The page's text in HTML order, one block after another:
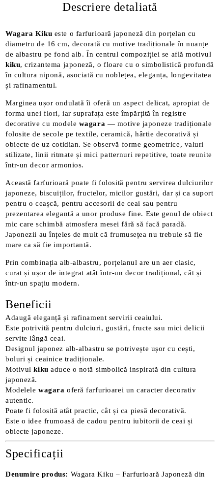
Descriere detaliată
Wagara Kiku este o farfurioară japoneză din porțelan cu
diametru de 16 cm, decorată cu motive tradiționale în nuanțe
de albastru pe fond alb. În centrul compoziției se află motivul
kiku, crizantema japoneză, o floare cu o simbolistică profundă
în cultura niponă, asociată cu noblețea, eleganța, longevitatea
și rafinamentul.
Marginea ușor ondulată îi oferă un aspect delicat, apropiat de
forma unei flori, iar suprafața este împărțită în registre
decorative cu modele wagara — motive japoneze tradiționale
folosite de secole pe textile, ceramică, hârtie decorativă și
obiecte de uz cotidian. Se observă forme geometrice, valuri
stilizate, linii ritmate și mici patternuri repetitive, toate reunite
într-un decor armonios.
Această farfurioară poate fi folosită pentru servirea dulciurilor
japoneze, biscuiților, fructelor, micilor gustări, dar și ca suport
pentru o ceașcă, pentru accesorii de ceai sau pentru
prezentarea elegantă a unor produse fine. Este genul de obiect
mic care schimbă atmosfera mesei fără să facă paradă.
Japonezii au înțeles de mult că frumusețea nu trebuie să fie
mare ca să fie importantă.
Prin combinația alb-albastru, porțelanul are un aer clasic,
curat și ușor de integrat atât într-un decor tradițional, cât și
într-un spațiu modern.
Beneficii
Adaugă eleganță și rafinament servirii ceaiului.
Este potrivită pentru dulciuri, gustări, fructe sau mici delicii
servite lângă ceai.
Designul japonez alb-albastru se potrivește ușor cu cești,
boluri și ceainice tradiționale.
Motivulkiku aduce o notă simbolică inspirată din cultura
japoneză.
Modelelewagara oferă farfurioarei un caracter decorativ
autentic.
Poate fi folosită atât practic, cât și ca piesă decorativă.
Este o idee frumoasă de cadou pentru iubitorii de ceai și
obiecte japoneze.
Specificații
Denumire produs: Wagara Kiku – Farfurioară Japoneză din